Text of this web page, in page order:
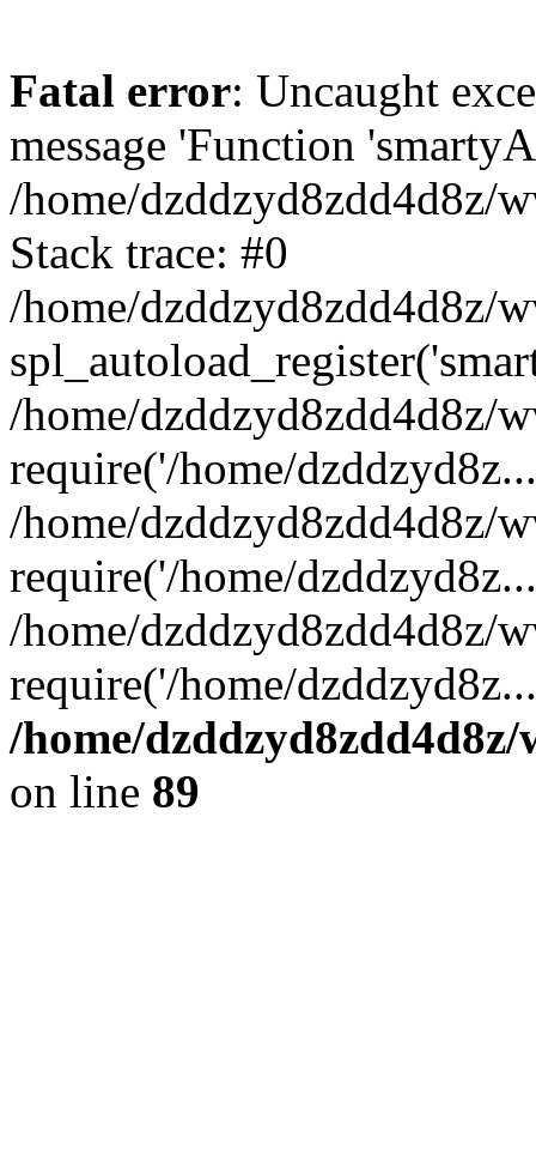
Fatal error: Uncaught
message 'Function
/home/dzddzyd8zdd4d8z/
Stack trace: #0
/home/dzddzyd8zdd4d8z/
/home/dzddzyd8zdd4d8z/
require('/home/
/home/dzddzyd8zdd4d8z/
require('/home/
/home/dzddzyd8zdd4d8z/
require('/home/
/home/
on line 89